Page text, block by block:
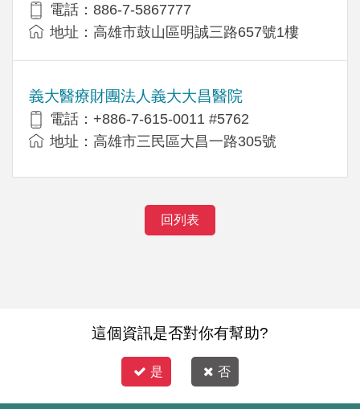
電話：886-7-5867777
地址：高雄市鼓山區明誠三路657號1樓
義大醫療財團法人義大大昌醫院
電話：+886-7-615-0011 #5762
地址：高雄市三民區大昌一路305號
回列表
這個資訊是否對你有幫助?
是 否